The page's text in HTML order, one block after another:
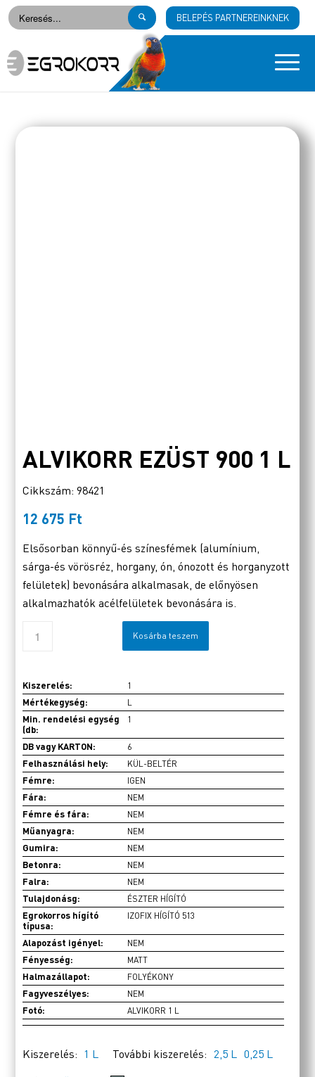
BELEPÉS PARTNEREINKNEK
ALVIKORR EZÜST 900 1 L
Cikkszám: 98421
12 675 Ft
Elsősorban könnyű-és színesfémek (alumínium,
sárga-és vörösréz, horgany, ón, ónozott és horganyzott
felületek) bevonására alkalmasak, de előnyösen
alkalmazhatók acélfelületek bevonására is.
Kosárba teszem
Kiszerelés: 1
Mértékegység: L
Min. rendelési egység
(db:
1
DB vagy KARTON: 6
Felhasználási hely: KÜL-BELTÉR
Fémre: IGEN
Fára: NEM
Fémre és fára: NEM
Műanyagra: NEM
Gumira: NEM
Betonra: NEM
Falra: NEM
Tulajdonásg: ÉSZTER HÍGÍTÓ
Egrokorros hígító
típusa:
IZOFIX HÍGÍTÓ 513
Alapozást igényel: NEM
Fényesség: MATT
Halmazállapot: FOLYÉKONY
Fagyveszélyes: NEM
Fotó: ALVIKORR 1 L
Kiszerelés: 1 L További kiszerelés: 2,5 L 0,25 L